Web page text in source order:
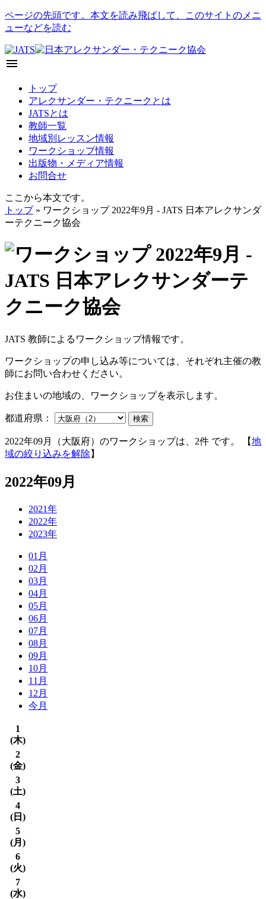
ページの先頭です。本文を読み飛ばして、このサイトのメニ
ューなどを読む
menu
トップ
アレクサンダー・テクニークとは
JATSとは
教師一覧
地域別レッスン情報
ワークショップ情報
出版物・メディア情報
お問合せ
ここから本文です。
トップ» ワークショップ 2022年9月 - JATS 日本アレクサンダ
ーテクニーク協会
JATS 教師によるワークショップ情報です。
ワークショップの申し込み等については、それぞれ主催の教
師にお問い合わせください。
お住まいの地域の、ワークショップを表示します。
都道府県： 検索
2022年09月（大阪府）のワークショップは、2件 です。 【地
域の絞り込みを解除 】
2022年09月
2021年
2022年
2023年
01月
02月
03月
04月
05月
06月
07月
08月
09月
10月
11月
12月
今月
1
(木)
2
(金)
3
(土)
4
(日 )
5
(月 )
6
(火)
7
(水)